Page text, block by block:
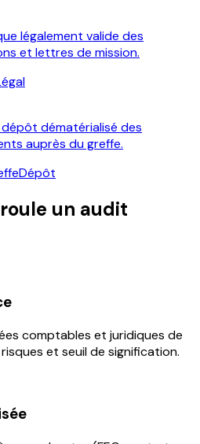
légalement valide des
et lettres de mission.
dématérialisé des
auprès du greffe.
Dépôt
un audit
comptables et juridiques de
et seuil de signification.